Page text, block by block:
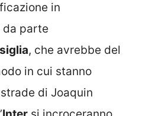
in
da parte
, che avrebbe del
in cui stanno
di Joaquin